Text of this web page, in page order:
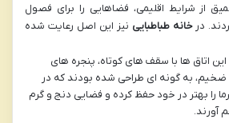
از شرایط اقلیمی، فضاهایی را برای فصول
درخانه طباطبایی نیز این اصل رعایت شده
این اتاق ها با سقف های کوتاه، پنجره های
به گونه ای طراحی شده بودند که در
را بهتر در خود حفظ کرده و فضایی دنج و گرم
آورند.